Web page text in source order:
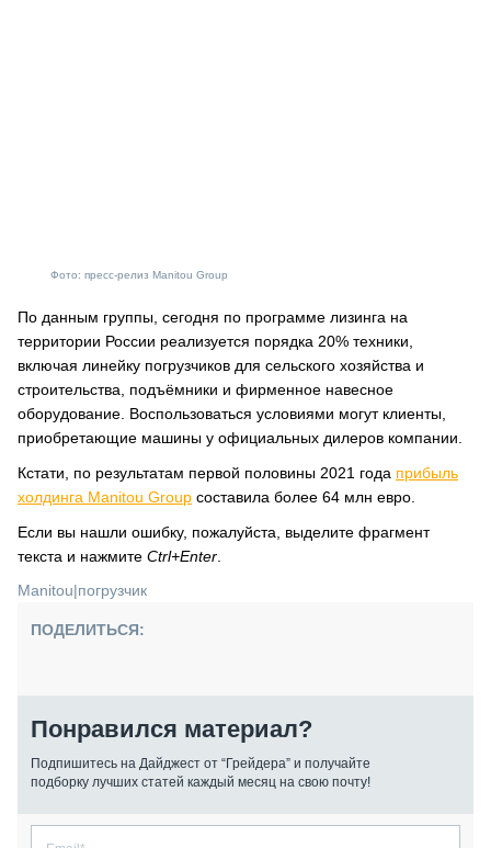
Фото: пресс-релиз Manitou Group
По данным группы, сегодня по программе лизинга на
территории России реализуется порядка 20% техники,
включая линейку погрузчиков для сельского хозяйства и
строительства, подъёмники и фирменное навесное
оборудование. Воспользоваться условиями могут клиенты,
приобретающие машины у официальных дилеров компании.
Кстати, по результатам первой половины 2021 года прибыль
холдинга Manitou Group составила более 64 млн евро.
Если вы нашли ошибку, пожалуйста, выделите фрагмент
текста и нажмите Ctrl+Enter
Manitou|погрузчик
ПОДЕЛИТЬСЯ:
Понравился материал?
Подпишитесь на Дайджест от “Грейдера” и получайте
подборку лучших статей каждый месяц на свою почту!